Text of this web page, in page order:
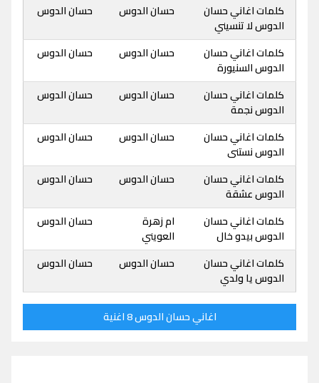
كلمات اغاني حسان
الدوس لا تنسيني
حسان الدوس حسان الدوس
كلمات اغاني حسان
الدوس السنيورة
حسان الدوس حسان الدوس
كلمات اغاني حسان
الدوس نجمة
حسان الدوس حسان الدوس
كلمات اغاني حسان
الدوس نستنى
حسان الدوس حسان الدوس
كلمات اغاني حسان
الدوس عشقة
حسان الدوس حسان الدوس
كلمات اغاني حسان
الدوس بيدو خال
ام زهرة
العويني
حسان الدوس
كلمات اغاني حسان
الدوس يا ولدي
حسان الدوس حسان الدوس
اغاني حسان الدوس 8 اغنية